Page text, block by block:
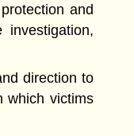
and
investigation,
direction to
which victims